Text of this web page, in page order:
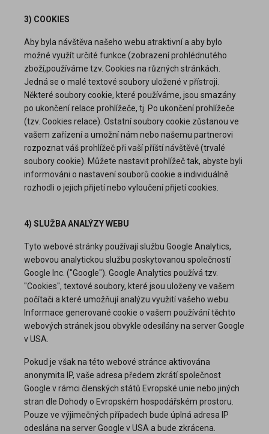
3) COOKIES
Aby byla návštěva našeho webu atraktivní a aby bylo
možné využít určité funkce (zobrazení prohlédnutého
zboží,používáme tzv. Cookies na různých stránkách.
Jedná se o malé textové soubory uložené v přístroji.
Některé soubory cookie, které používáme, jsou smazány
po ukončení relace prohlížeče, tj. Po ukončení prohlížeče
(tzv. Cookies relace). Ostatní soubory cookie zůstanou ve
vašem zařízení a umožní nám nebo našemu partnerovi
rozpoznat váš prohlížeč při vaší příští návštěvě (trvalé
soubory cookie). Můžete nastavit prohlížeč tak, abyste byli
informováni o nastavení souborů cookie a individuálně
rozhodli o jejich přijetí nebo vyloučení přijetí cookies.
4) SLUŽBA ANALÝZY WEBU
Tyto webové stránky používají službu Google Analytics,
webovou analytickou službu poskytovanou společností
Google Inc. ("Google"). Google Analytics používá tzv.
"Cookies", textové soubory, které jsou uloženy ve vašem
počítači a které umožňují analýzu využití vašeho webu.
Informace generované cookie o vašem používání těchto
webových stránek jsou obvykle odesílány na server Google
v USA.
Pokud je však na této webové stránce aktivována
anonymita IP, vaše adresa předem zkrátí společnost
Google v rámci členských států Evropské unie nebo jiných
stran dle Dohody o Evropském hospodářském prostoru.
Pouze ve výjimečných případech bude úplná adresa IP
odeslána na server Google v USA a bude zkrácena.